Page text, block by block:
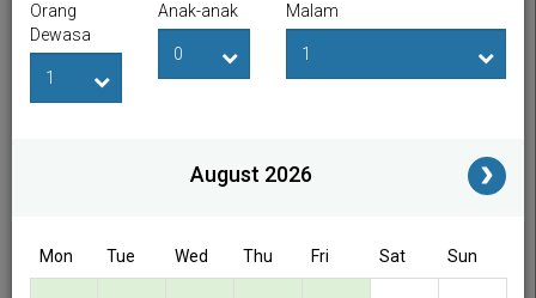
Tanggal Lapor Masuk Tanggal Lapor Keluar
Orang
Dewasa
Anak-anak Malam
August 2026
Mon Tue Wed Thu Fri Sat Sun